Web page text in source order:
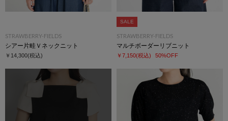
STRAWBERRY-FIELDS
シアー片畦Ｖネックニット
￥14,300(税込)
SALE
STRAWBERRY-FIELDS
マルチボーダーリブニット
￥7,150(税込) 50%OFF